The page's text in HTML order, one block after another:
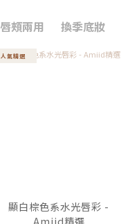
唇頰兩用 換季底妝
人氣精選
顯白棕色系水光唇彩 -
Amiid精選